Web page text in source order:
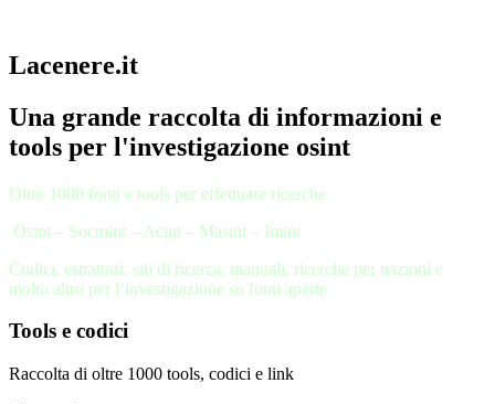
Lacenere.it
Una grande raccolta di informazioni e
tools per l'investigazione osint
Oltre 1000 fonti e tools per effettuare ricerche
Osint – Socmint – Acint – Masint – Imint
Codici, estrattori, siti di ricerca, manuali, ricerche per nazioni e
molto altro per l’investigazione su fonti aperte
Tools e codici
Raccolta di oltre 1000 tools, codici e link